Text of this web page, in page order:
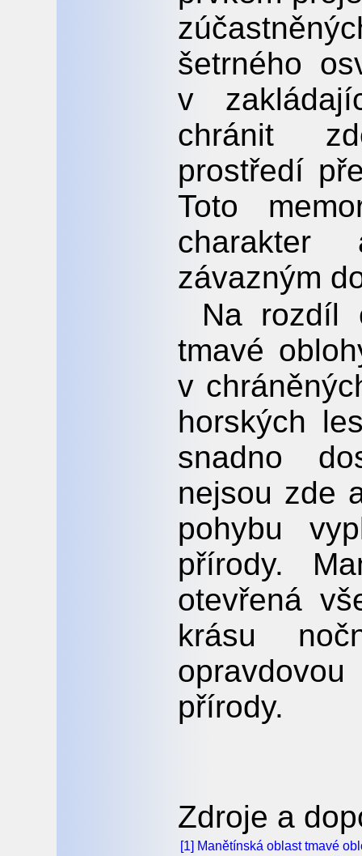
šetrného
v
chránit
prostředí
Toto
závazným
Na rozdíl
tmavé
v
horských
snadno
nejsou zde
pohybu
přírody.
otevřená
krásu
přírody.
Zdroje a
[1] Manětínská oblast tmavé